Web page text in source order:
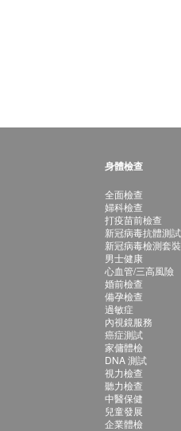
身體檢查
全面檢查
婦科檢查
打疫苗前檢查
新冠病毒抗體測試
新冠病毒檢測套裝
男士健康
心血管/三高風險
婚前檢查
備孕檢查
過敏症
內視鏡服務
癌症測試
家傭體檢
DNA 測試
視力檢查
聽力檢查
中醫保健
兒童發展
企業體檢